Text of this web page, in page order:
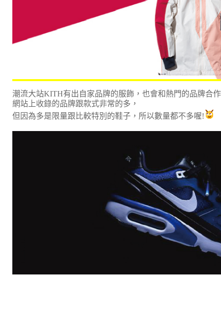
潮流大站KITH有出自家品牌的服飾，也會和熱門的品牌合
網站上收錄的品牌跟款式非常的多，
但因為多是限量跟比較特別的鞋子，所以數量都不多喔!